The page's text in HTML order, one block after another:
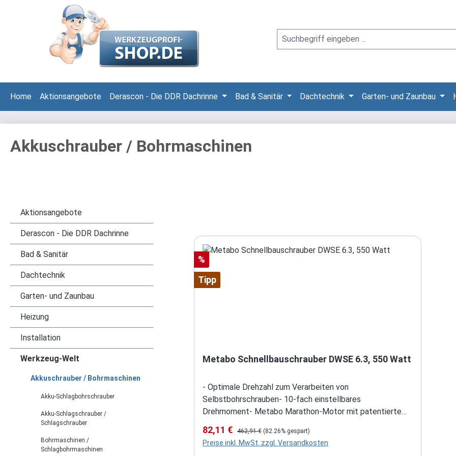
Hauptinhalt springen
Zur Suche springen
Zur Hauptnavigation springen
Home Aktionsangebote Derascon - Die DDR Dachrinne Bad & Sanitär Dachtechnik Garten- und Zaunbau
Akkuschrauber / Bohrmaschinen
Aktionsangebote
Derascon - Die DDR Dachrinne
Bad & Sanitär
Dachtechnik
Garten- und Zaunbau
Heizung
Installation
Werkzeug-Welt
Akkuschrauber / Bohrmaschinen
Akku-Schlagbohrschrauber
Akku-Schlagschrauber /
Schlagschrauber
Bohrmaschinen /
Schlagbohrmaschinen
Rabatt
%
Tipp
Metabo Schnellbauschrauber DWSE 6.3, 550 Watt
- Optimale Drehzahl zum Verarbeiten von
Selbstbohrschrauben- 10-fach einstellbares
Drehmoment- Metabo Marathon-Motor mit patentiertem
Tiefenanschlag komplett abnehmbar zum Arbeiten auf
Sicht- Robuste Tiefenanschlag-Hülse mit vorderem Teil
Verkaufspreis:
82,11 € Regulärer Preis:
462,91 € (82.26% gespart)
Preise inkl. MwSt. zzgl. Versandkosten